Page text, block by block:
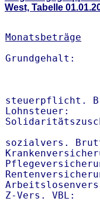
West, Tabelle
Monatsbeträge
steuerpflicht.
Lohnsteuer:
sozialvers.
Z-Vers. VBL: